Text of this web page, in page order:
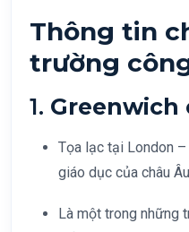
Thông tin
trường
1. Greenwich
Tọa lạc tại London
giáo dục của châu Âu
Là một trong những